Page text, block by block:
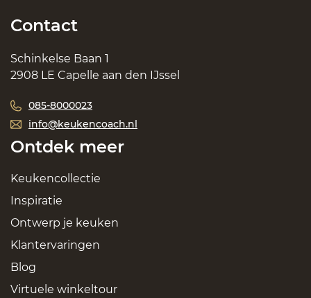
Contact
Schinkelse Baan 1
2908 LE Capelle aan den IJssel
085-8000023
info@keukencoach.nl
Ontdek meer
Keukencollectie
Inspiratie
Ontwerp je keuken
Klantervaringen
Blog
Virtuele winkeltour